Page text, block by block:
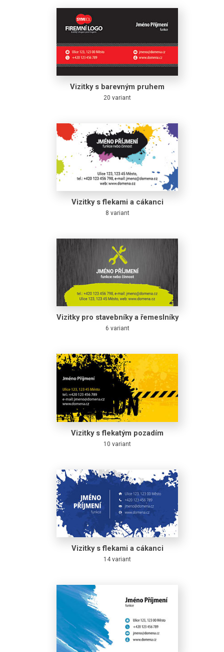
Vizitky s barevným pruhem
20 variant
Vizitky s flekami a cákanci
8 variant
Vizitky pro stavebníky a řemeslníky
6 variant
Vizitky s flekatým pozadím
10 variant
Vizitky s flekami a cákanci
14 variant